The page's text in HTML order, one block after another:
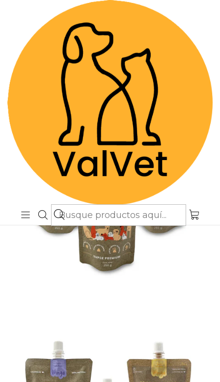
Despacho GRATIS por compras sobre
$89.990(Válido desde Coquimbo hasta Los
Lagos)
Alimentos y Snacks
Snack Untable para Perros Winga